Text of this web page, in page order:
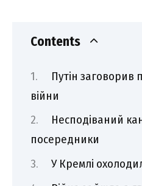
Contents
Путін
війни
Несподіваний
посередники
У Кремлі